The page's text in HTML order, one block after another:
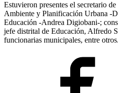
Estuvieron presentes el secretario
Ambiente y Planificación Urbana -
Educación -Andrea Digiobani-;
jefe distrital de Educación, Alfredo
funcionarias municipales, entre otros.